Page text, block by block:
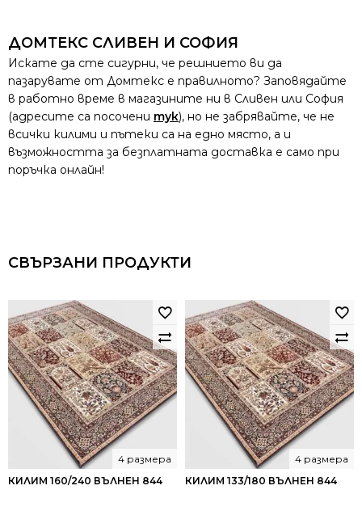
ДОМТЕКС СЛИВЕН И СОФИЯ
Искате да сте сигурни, че решнието ви да
пазарувате от Домтекс е правилното? Заповядайте
в работно време в магазините ни в Сливен или София
(адресите са посочени тук), но не забрявайте, че не
всички килими и пътеки са на едно място, а и
възможността за безплатната доставка е само при
поръчка онлайн!
СВЪРЗАНИ ПРОДУКТИ
КИЛИМ 160/240 ВЪЛНЕН 844
4 размера
КИЛИМ 133/180 ВЪЛНЕН 844
4 размера